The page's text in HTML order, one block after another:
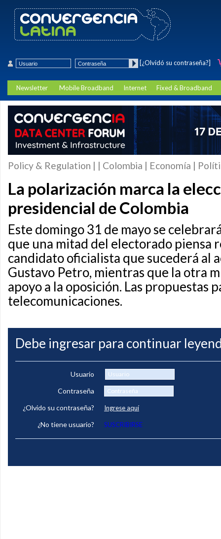
[¿Olvidó su contraseña?]
Newsletter Mobile Broadband Internet Fixed & Broadband
Policy & Regulation | | Colombia | Economía |
La polarización marca la
presidencial de Colombia
Este domingo 31 de mayo se
que una mitad del electorado piensa
candidato oficialista que sucederá al
Gustavo Petro, mientras que la otra
apoyo a la oposición. Las propuestas
telecomunicaciones.
Debe ingresar para continuar
Usuario
Contraseña
¿Olvido su contraseña?
Ingrese aquí
¿No tiene usuario? SUSCRIBIRSE